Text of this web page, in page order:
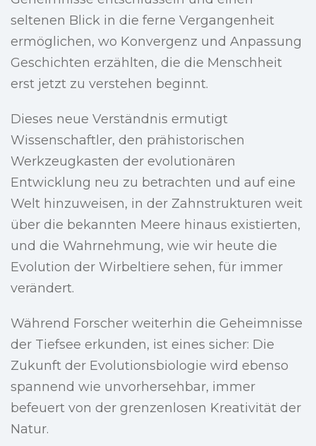
seltenen Blick in die ferne Vergangenheit
ermöglichen, wo Konvergenz und Anpassung
Geschichten erzählten, die die Menschheit
erst jetzt zu verstehen beginnt.
Dieses neue Verständnis ermutigt
Wissenschaftler, den prähistorischen
Werkzeugkasten der evolutionären
Entwicklung neu zu betrachten und auf eine
Welt hinzuweisen, in der Zahnstrukturen weit
über die bekannten Meere hinaus existierten,
und die Wahrnehmung, wie wir heute die
Evolution der Wirbeltiere sehen, für immer
verändert.
Während Forscher weiterhin die Geheimnisse
der Tiefsee erkunden, ist eines sicher: Die
Zukunft der Evolutionsbiologie wird ebenso
spannend wie unvorhersehbar, immer
befeuert von der grenzenlosen Kreativität der
Natur.